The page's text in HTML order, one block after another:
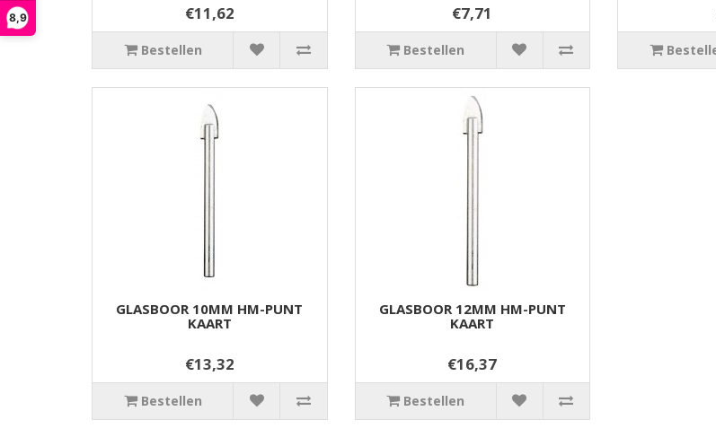
8,9 €11,62
Bestellen
€7,71
Bestellen
GLASBOOR 10MM HM-PUNT
KAART
€13,32
Bestellen
GLASBOOR 12MM HM-PUNT
KAART
€16,37
Bestellen